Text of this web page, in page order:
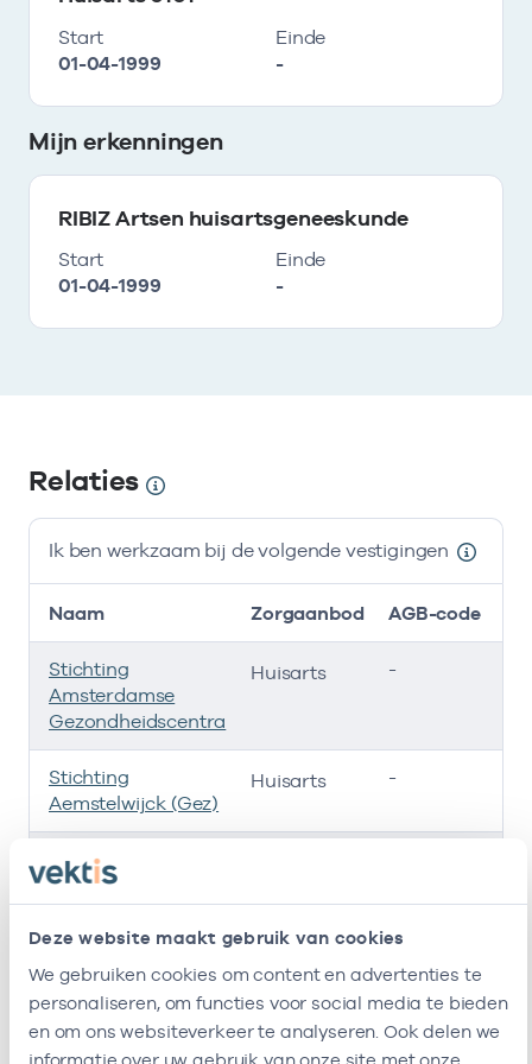
Deze website maakt gebruik van cookies
We gebruiken cookies om content en advertenties te
personaliseren, om functies voor social media te bieden
en om ons websiteverkeer te analyseren. Ook delen we
informatie over uw gebruik van onze site met onze
Start
01-04-1999
Einde
-
Mijn erkenningen
RIBIZ Artsen huisartsgeneeskunde
Start
01-04-1999
Einde
-
Relaties
Ik ben werkzaam bij de volgende vestigingen
Ik ben werkzaam bij de volgende vestigingen
Naam Zorgaanbod AGB-code
Stichting
Amsterdamse
Gezondheidscentra
Huisarts -
Stichting
Aemstelwijck (Gez)
Huisarts -
Huisartsenpraktijk
Aemstelwijck Bv
Cooperatie
Amstellandzorg
Huisarts -